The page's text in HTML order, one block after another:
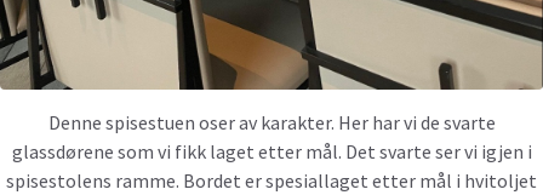
Denne spisestuen oser av karakter. Her har vi de svarte
glassdørene som vi fikk laget etter mål. Det svarte ser vi igjen i
spisestolens ramme. Bordet er spesiallaget etter mål i hvitoljet